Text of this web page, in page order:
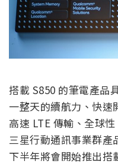
搭載 S850 的筆電產品
一整天的續航力、快速
高速 LTE 傳輸、全球
三星行動通訊事業群產
下半年將會開始推出搭